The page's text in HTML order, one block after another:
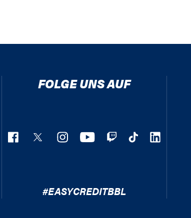
FOLGE UNS AUF
#EASYCREDITBBL